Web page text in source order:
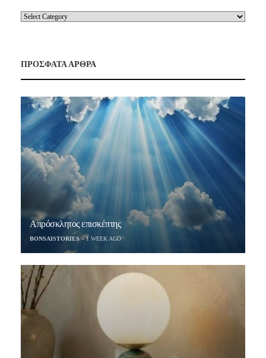
ΠΡΟΣΦΑΤΑ ΑΡΘΡΑ
Απρόσκλητος επισκέπτης
BONSAISTORIES 1 WEEK AGO